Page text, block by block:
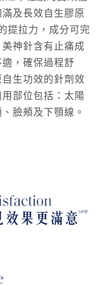
及長效自生膠原
提拉力，成分可完
神針含有止痛成
，確保過程舒
生功效的針劑效
部位包括：太陽
臉頰及下顎線。